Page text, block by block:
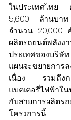
ในประเทศไทย
5,600 ล้านบาท
จำนวน 20,000
ผลิตรถยนต์พลังง
ประเทศของบริ
แผนจะขยายการ
เนื่อง รวมถึงกา
แบตเตอรี่ไฟฟ้าใ
กับสายการผลิตร
โครงการนี้